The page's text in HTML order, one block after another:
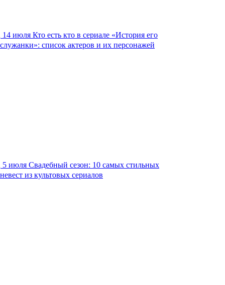
14 июля Кто есть кто в сериале «История его
служанки»: список актеров и их персонажей
5 июля Свадебный сезон: 10 самых стильных
невест из культовых сериалов